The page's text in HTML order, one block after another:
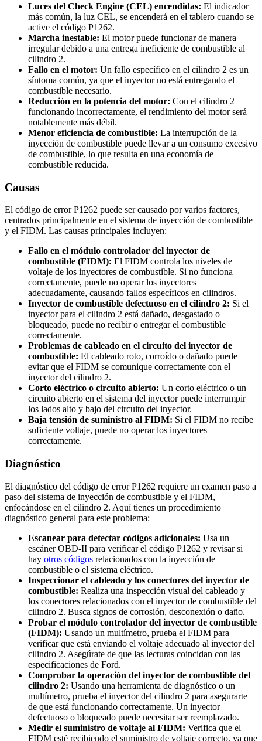
Luces del Check Engine (CEL) encendidas: El indicador
más común, la luz CEL, se encenderá en el tablero cuando se
active el código P1262.
Marcha inestable: El motor puede funcionar de manera
irregular debido a una entrega ineficiente de combustible al
cilindro 2.
Fallo en el motor: Un fallo específico en el cilindro 2 es un
síntoma común, ya que el inyector no está entregando el
combustible necesario.
Reducción en la potencia del motor: Con el cilindro 2
funcionando incorrectamente, el rendimiento del motor será
notablemente más débil.
Menor eficiencia de combustible: La interrupción de la
inyección de combustible puede llevar a un consumo excesivo
de combustible, lo que resulta en una economía de
combustible reducida.
Causas
El código de error P1262 puede ser causado por varios factores,
centrados principalmente en el sistema de inyección de combustible
y el FIDM. Las causas principales incluyen:
Fallo en el módulo controlador del inyector de
combustible (FIDM): El FIDM controla los niveles de
voltaje de los inyectores de combustible. Si no funciona
correctamente, puede no operar los inyectores
adecuadamente, causando fallos específicos en cilindros.
Inyector de combustible defectuoso en el cilindro 2: Si el
inyector para el cilindro 2 está dañado, desgastado o
bloqueado, puede no recibir o entregar el combustible
correctamente.
Problemas de cableado en el circuito del inyector de
combustible: El cableado roto, corroído o dañado puede
evitar que el FIDM se comunique correctamente con el
inyector del cilindro 2.
Corto eléctrico o circuito abierto: Un corto eléctrico o un
circuito abierto en el sistema del inyector puede interrumpir
los lados alto y bajo del circuito del inyector.
Baja tensión de suministro al FIDM: Si el FIDM no recibe
suficiente voltaje, puede no operar los inyectores
correctamente.
Diagnóstico
El diagnóstico del código de error P1262 requiere un examen paso a
paso del sistema de inyección de combustible y el FIDM,
enfocándose en el cilindro 2. Aquí tienes un procedimiento
diagnóstico general para este problema:
Escanear para detectar códigos adicionales: Usa un
escáner OBD-II para verificar el código P1262 y revisar si
hay otros códigos relacionados con la inyección de
combustible o el sistema eléctrico.
Inspeccionar el cableado y los conectores del inyector de
combustible: Realiza una inspección visual del cableado y
los conectores relacionados con el inyector de combustible del
cilindro 2. Busca signos de corrosión, desconexión o daño.
Probar el módulo controlador del inyector de combustible
(FIDM): Usando un multímetro, prueba el FIDM para
verificar que está enviando el voltaje adecuado al inyector del
cilindro 2. Asegúrate de que las lecturas coincidan con las
especificaciones de Ford.
Comprobar la operación del inyector de combustible del
cilindro 2: Usando una herramienta de diagnóstico o un
multímetro, prueba el inyector del cilindro 2 para asegurarte
de que está funcionando correctamente. Un inyector
defectuoso o bloqueado puede necesitar ser reemplazado.
Medir el suministro de voltaje al FIDM: Verifica que el
FIDM esté recibiendo el suministro de voltaje correcto, ya que